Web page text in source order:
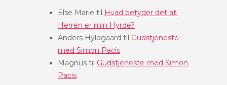
Else Marie til Hvad betyder det at:
Herren er min Hyrde?
Anders Hyldgaard til Gudstjeneste
med Simon Pacis
Magnus til Gudstjeneste med Simon
Pacis